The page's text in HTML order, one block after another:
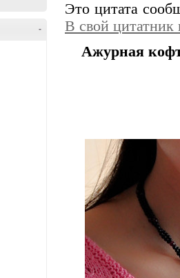
-
Это цитата
В свой цитатник
Ажурная